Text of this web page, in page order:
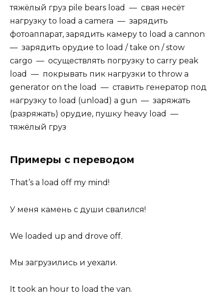
тяжёлый груз pile bears load — свая несёт
нагрузку to load a camera — зарядить
фотоаппарат, зарядить камеру to load a cannon
— зарядить орудие to load / take on / stow
cargo — осуществлять погрузку to carry peak
load — покрывать пик нагрузки to throw a
generator on the load — ставить генератор под
нагрузку to load (unload) a gun — заряжать
(разряжать) орудие, пушку heavy load —
тяжёлый груз
Примеры с переводом
That’s a load off my mind!
У меня камень с души свалился!
We loaded up and drove off.
Мы загрузились и уехали.
It took an hour to load the van.